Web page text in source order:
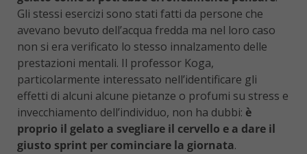
Gli stessi esercizi sono stati fatti da persone che
avevano bevuto dell’acqua fredda ma nel loro caso
non si era verificato lo stesso innalzamento delle
prestazioni mentali. Il professor Koga,
particolarmente interessato nell’identificare gli
effetti di alcuni alcune pietanze o profumi su stress e
invecchiamento dell’individuo, non ha dubbi: è
proprio il gelato a svegliare il cervello e a dare il
giusto sprint per cominciare la giornata.